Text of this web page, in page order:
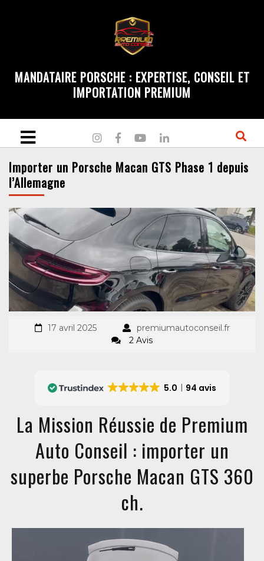
MANDATAIRE PORSCHE : EXPERTISE, CONSEIL ET
IMPORTATION PREMIUM
Importer un Porsche Macan GTS Phase 1 depuis
l’Allemagne
17 avril 2025
premiumautoconseil.fr
2 Avis
5.0 94 avis
La Mission Réussie de Premium
Auto Conseil : importer un
superbe Porsche Macan GTS 360
ch.